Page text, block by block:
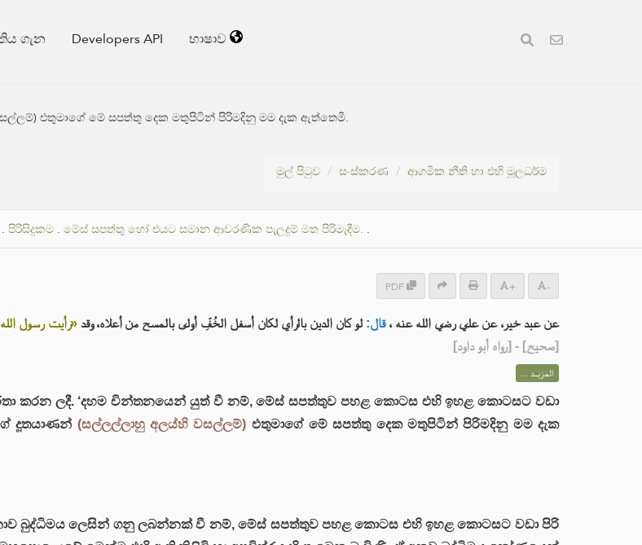
ගැන Developers API භාෂාව
එතුමාගේ මේ සපත්තු දෙක මතුපිටින් පිරිමදිනු මම දැක ඇත්තෙමි.
මුල් පිටුව සංස්කරණ ආගමික නීති හා එහි මූලධර්ම
. පිරිසිදුකම . මේස් සපත්තු හෝ එයට සමාන ආවරණික පැලදුම් මත පිරිමැදීම. .
PDF + -
عن عبد خير، عن علي رضي الله عنه ، قال: لو كان الدين بالرأي لكان أسفل الخُفِّ أولى بالمسح من أعلاه، وقد «رأيت رسول
[صحيح] - [رواه أبو داود]
المزيــد ...
කරන ලදී. ‘දහම චින්තනයෙන් යුත් වී නම්, මේස් සපත්තුව පහළ කොටස එහි ඉහළ කොටසට වඩා
දූතයාණන් (සල්ලල්ලාහු අලය්හි වසල්ලම්) එතුමාගේ මේ සපත්තු දෙක මතුපිටින් පිරිමදිනු මම දැක
බුද්ධිමය ලෙසින් ගනු ලබන්නක් වී නම්, මේස් සපත්තුව පහළ කොටස එහි ඉහළ කොටසට වඩා පිරි